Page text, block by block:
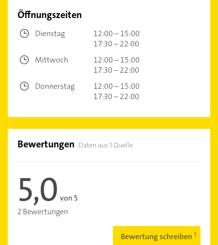
Öffnungszeiten
Dienstag
12:00 – 15:00
17:30 – 22:00
Mittwoch
12:00 – 15:00
17:30 – 22:00
Donnerstag
12:00 – 15:00
17:30 – 22:00
Bewertungen Daten aus 1 Quelle
5,0 von 5
2 Bewertungen
Bewertung schreiben